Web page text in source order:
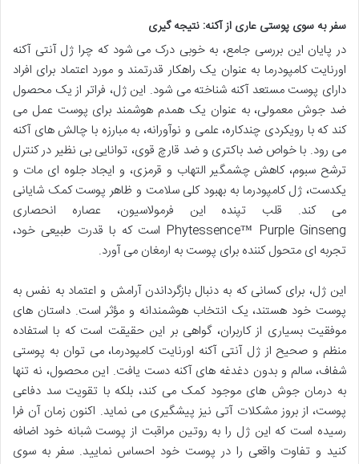
سفر به سوی پوستی عاری از آکنه: نتیجه گیری
در پایان این بررسی جامع، به خوبی درک می شود که چرا ژل آنتی آکنه
اورنایت کامپودرما به عنوان یک راهکار قدرتمند و مورد اعتماد برای افراد
دارای پوست مستعد آکنه شناخته می شود. این ژل، فراتر از یک محصول
ضد جوش معمولی، به عنوان یک همدم هوشمند برای پوست عمل می
کند که با رویکردی چندکاره، علمی و نوآورانه، به مبارزه با چالش های آکنه
می رود. با خواص ضد باکتری و ضد قارچ قوی، توانایی بی نظیر در کنترل
ترشح سبوم، کاهش چشمگیر التهاب و قرمزی، و ایجاد جلوه ای مات و
یکدست، ژل کامپودرما به بهبود کلی سلامت و ظاهر پوست کمک شایانی
می کند. قلب تپنده این فرمولاسیون، عصاره انحصاری
Phytessence™ Purple Ginseng است که با قدرت طبیعی خود،
تجربه ای متحول کننده برای پوست به ارمغان می آورد.
این ژل، برای کسانی که به دنبال بازگرداندن آرامش و اعتماد به نفس به
پوست خود هستند، یک انتخاب هوشمندانه و مؤثر است. داستان های
موفقیت بسیاری از کاربران، گواهی بر این حقیقت است که با استفاده
منظم و صحیح از ژل آنتی آکنه اورنایت کامپودرما، می توان به پوستی
شفاف، سالم و بدون دغدغه های آکنه دست یافت. این محصول، نه تنها
به درمان جوش های موجود کمک می کند، بلکه با تقویت سد دفاعی
پوست، از بروز مشکلات آتی نیز پیشگیری می نماید. اکنون زمان آن فرا
رسیده است که این ژل را به روتین مراقبت از پوست شبانه خود اضافه
کنید و تفاوت واقعی را در پوست خود احساس نمایید. سفر به سوی